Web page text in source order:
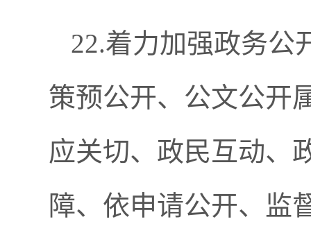
22.着力加强政务公
策预公开、公文公开
应关切、政民互动、
障、依申请公开、监